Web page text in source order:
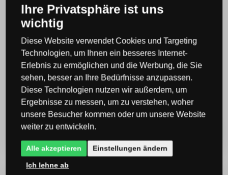
Globo 69030-3H Pendelleuchte Nevis 3x60W |
> 10 St.
UVP: 115,99 €
81,19 € inkl. MwSt.
Ihre Privatsphäre ist uns
wichtig
Diese Website verwendet Cookies und Targeting
Technologien, um Ihnen ein besseres Internet-
Erlebnis zu ermöglichen und die Werbung, die Sie
sehen, besser an Ihre Bedürfnisse anzupassen.
Diese Technologien nutzen wir außerdem, um
Ergebnisse zu messen, um zu verstehen, woher
unsere Besucher kommen oder um unsere Website
weiter zu entwickeln.
Alle akzeptieren Einstellungen ändern
Ich lehne ab